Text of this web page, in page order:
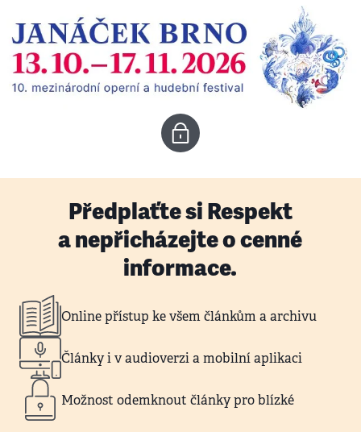
Předplaťte si Respekt
a nepřicházejte o cenné
informace.
Online přístup ke všem článkům a archivu
Články i v audioverzi a mobilní aplikaci
Možnost odemknout články pro blízké